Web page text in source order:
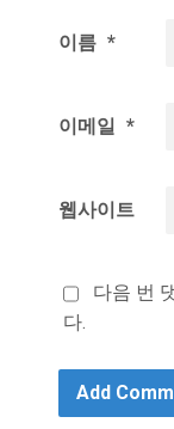
이름 *
이메일 *
웹사이트
다음 번
다.